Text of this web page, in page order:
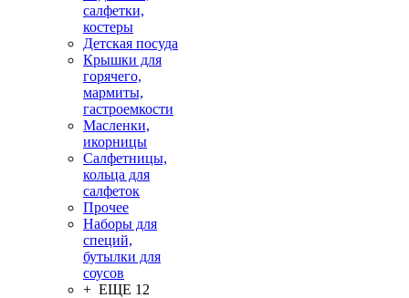
салфетки,
костеры
Детская посуда
Крышки для
горячего,
мармиты,
гастроемкости
Масленки,
икорницы
Салфетницы,
кольца для
салфеток
Прочее
Наборы для
специй,
бутылки для
соусов
+ ЕЩЕ 12